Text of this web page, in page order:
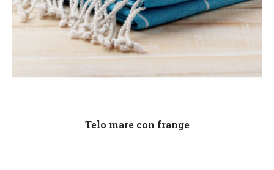
Leggi tutto
Telo mare con frange